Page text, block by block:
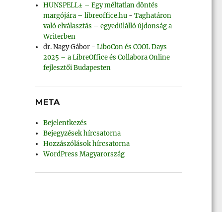
HUNSPELL± – Egy méltatlan döntés
margójára – libreoffice.hu -Taghatáron
való elválasztás – egyedülálló újdonság a
Writerben
dr. Nagy Gábor -LiboCon és COOL Days
2025 – a LibreOffice és Collabora Online
fejlesztői Budapesten
META
Bejelentkezés
Bejegyzések hírcsatorna
Hozzászólások hírcsatorna
WordPress Magyarország